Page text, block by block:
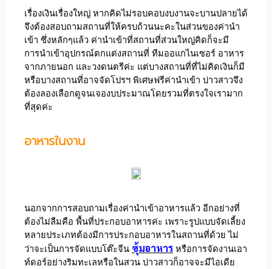
เรื่องเงินเรื่องใหญ่ หากคิดไม่รอบคอบงบงานจะบานปลายได้
จึงต้องสอบถามสถานที่ให้ครบถ้วนนะคะในส่วนของค่านำ
เข้า ซึ่งหลักๆแล้ว ค่านำเข้าที่สถานที่ส่วนใหญ่คิดก็จะมี
การนำเข้าอุปกรณ์ตกแต่งสถานที่ ทีมออแกไนเซอร์ อาหาร
จากภายนอก และวงดนตรีค่ะ แต่บางสถานที่ที่ไม่คิดเงินก็มี
หรือบางสถานที่อาจจัดโปรฯ พิเศษฟรีค่านำเข้า บ่าวสาวจึง
ต้องลองเลือกดูจนเจองบประมาณโดยรวมที่ตรงใจเรามาก
ที่สุดค่ะ
อาหารในงาน
นอกจากการสอบถามเรื่องค่านำเข้าอาหารแล้ว อีกอย่างที่
ต้องไม่ลืมคือ พื้นที่ประกอบอาหารค่ะ เพราะรูปแบบจัดเลี้ยง
หลายประเภทต้องมีการประกอบอาหารในสถานที่ด้วย ไม่
ว่าจะเป็นการจัดแบบโต๊ะจีน ซุ้มอาหาร หรือการจัดงานเอา
ท์ดอร์อย่างริมทะเลหรือในสวน บ่าวสาวก็อาจจะมีไอเดีย